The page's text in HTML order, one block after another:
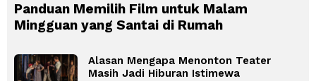
Panduan Memilih Film untuk Malam
Mingguan yang Santai di Rumah
Alasan Mengapa Menonton Teater
Masih Jadi Hiburan Istimewa